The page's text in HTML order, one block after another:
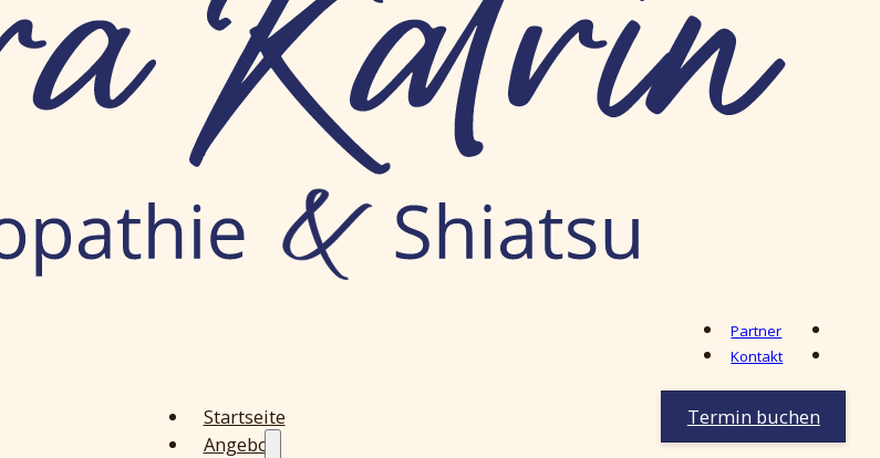
Partner
Kontakt
Startseite
Angebot
Termin buchen